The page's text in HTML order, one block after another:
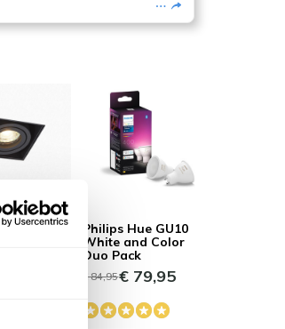
Philips Hue GU10
White and Color
Duo Pack
€ 84,95€ 79,95